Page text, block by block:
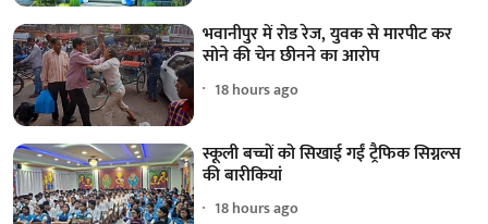
भवानीपुर में रोड रेज, युवक से मारपीट कर
सोने की चेन छीनने का आरोप
18 hours ago
स्कूली बच्चों को सिखाई गईं ट्रैफिक सिग्नल्स
की बारीकियां
18 hours ago